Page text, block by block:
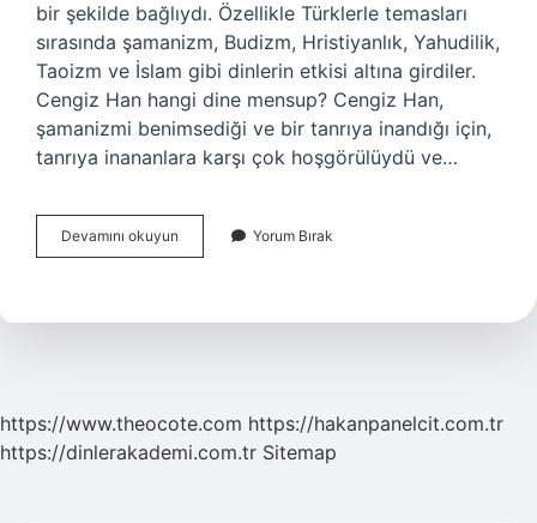
bir şekilde bağlıydı. Özellikle Türklerle temasları
sırasında şamanizm, Budizm, Hristiyanlık, Yahudilik,
Taoizm ve İslam gibi dinlerin etkisi altına girdiler.
Cengiz Han hangi dine mensup? Cengiz Han,
şamanizmi benimsediği ve bir tanrıya inandığı için,
tanrıya inananlara karşı çok hoşgörülüydü ve…
Devamını okuyun Moğollar
Budist
Yorum Bırak
https://www.theocote.com https://hakanpanelcit.com.tr
https://dinlerakademi.com.tr Sitemap